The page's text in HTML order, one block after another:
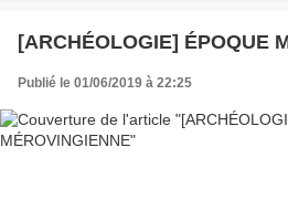
[ARCHÉOLOGIE] ÉPOQUE
Publié le 01/06/2019 à 22:25